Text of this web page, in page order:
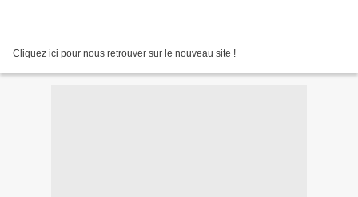
Cliquez ici pour nous retrouver sur le nouveau site !